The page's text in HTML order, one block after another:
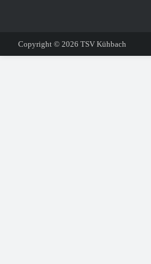
Copyright © 2026 TSV Kühbach